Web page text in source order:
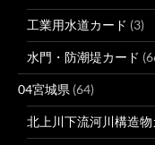
工業用水道カード (3)
水門・防潮堤カード
04宮城県 (64)
北上川下流河川構造物